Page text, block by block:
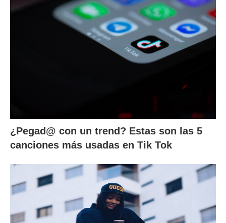
¿Pegad@ con un trend? Estas son las 5
canciones más usadas en Tik Tok